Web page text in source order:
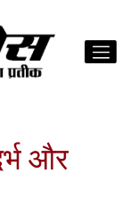
और